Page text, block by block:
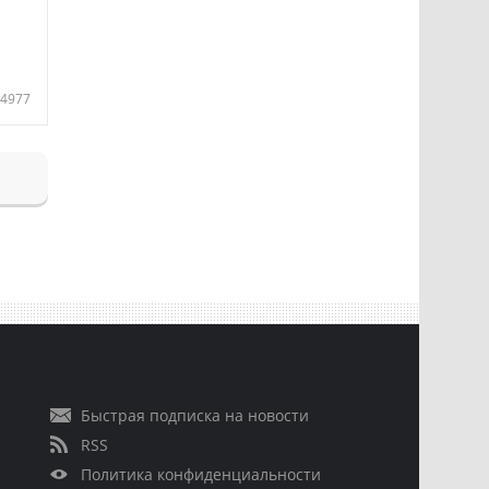
4977
Быстрая подписка на новости
RSS
Политика конфиденциальности